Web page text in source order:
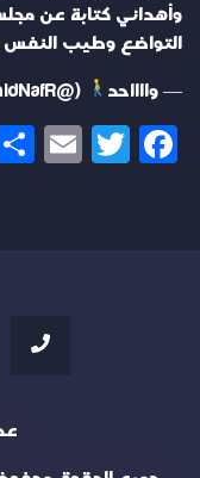
وأهداني كتابة عن
التواضع وطيب النفس
— وااااحد (@WahidNafR)
Facebook
Twitter